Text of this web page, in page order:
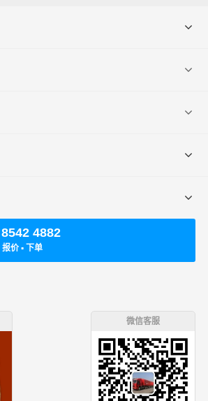
4882
报价 ▪ 下单
微信客服